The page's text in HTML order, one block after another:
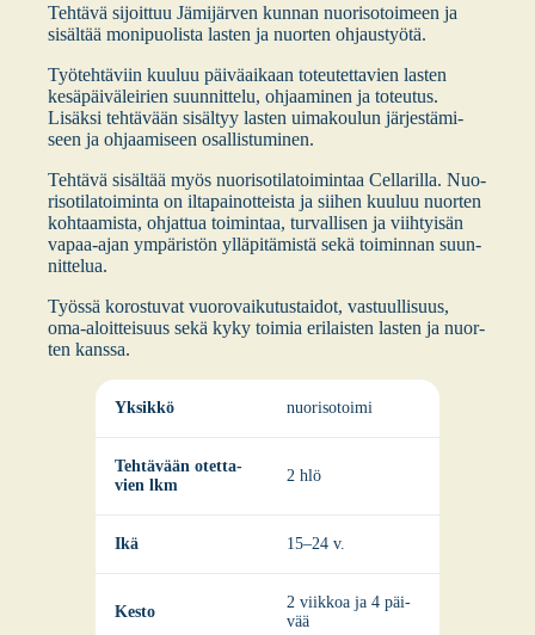
Teh­tä­vä sijoit­tuu Jämi­jär­ven kun­nan nuo­ri­so­toi­meen ja
sisäl­tää moni­puo­lis­ta las­ten ja nuor­ten ohjaus­työ­tä.
Työ­teh­tä­viin kuu­luu päi­vä­ai­kaan toteu­tet­ta­vien las­ten
kesä­päi­vä­lei­rien suun­nit­te­lu, ohjaa­mi­nen ja toteu­tus.
Lisäk­si teh­tä­vään sisäl­tyy las­ten uima­kou­lun jär­jes­tä­mi­
seen ja ohjaa­mi­seen osal­lis­tu­mi­nen.
Teh­tä­vä sisäl­tää myös nuo­ri­so­ti­la­toi­min­taa Cel­la­ril­la. Nuo­
ri­so­ti­la­toi­min­ta on ilta­pai­not­teis­ta ja sii­hen kuu­luu nuor­ten
koh­taa­mis­ta, ohjat­tua toi­min­taa, tur­val­li­sen ja viih­tyi­sän
vapaa-ajan ympä­ris­tön yllä­pi­tä­mis­tä sekä toi­min­nan suun­
nit­te­lua.
Työs­sä koros­tu­vat vuo­ro­vai­ku­tus­tai­dot, vas­tuul­li­suus,
oma-aloit­tei­suus sekä kyky toi­mia eri­lais­ten las­ten ja nuor­
ten kans­sa.
Yksik­kö nuo­ri­so­toi­mi
Teh­tä­vään otet­ta­
vien lkm
2 hlö
Ikä 15–24 v.
Kes­to
2 viik­koa ja 4 päi­
vää